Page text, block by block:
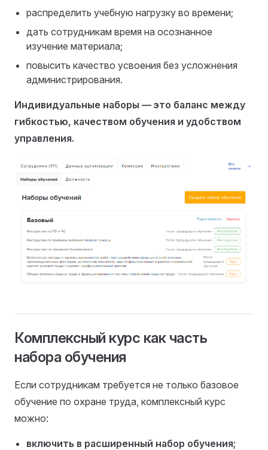
распределить учебную нагрузку во времени;
дать сотрудникам время на осознанное
изучение материала;
повысить качество усвоения без усложнения
администрирования.
Индивидуальные наборы — это баланс между
гибкостью, качеством обучения и удобством
управления.
Комплексный курс как часть
набора обучения
Если сотрудникам требуется не только базовое
обучение по охране труда, комплексный курс
можно:
включить в расширенный набор обучения;